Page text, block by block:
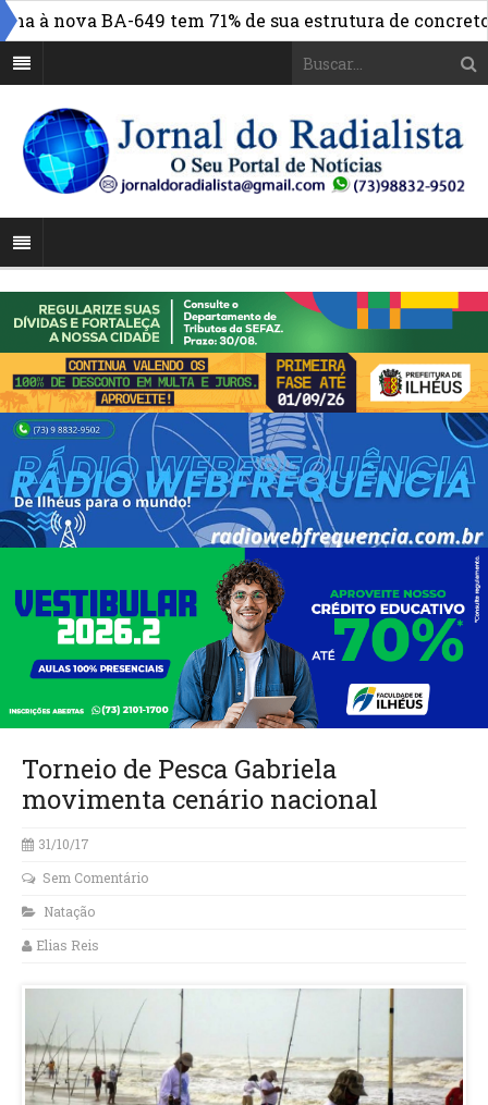
nova BA-649 tem 71% de sua estrutura de concreto
Torneio de Pesca Gabriela
movimenta cenário nacional
31/10/17
Sem Comentário
Natação
Elias Reis